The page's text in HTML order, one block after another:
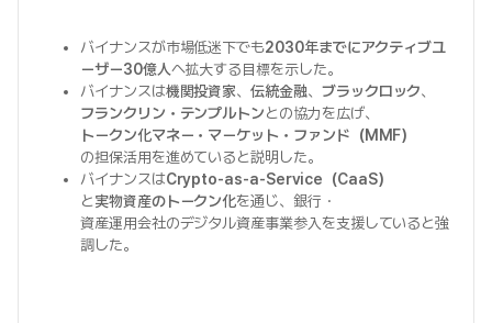
バイナンスが市場低迷下でも2030年までにアクティブユ
ーザー30億人へ拡大する目標を示した。
バイナンスは機関投資家、伝統金融、 ブラックロック、
フランクリン・テンプルトンとの協力を広げ、
トークン化マネー・マーケット・ファンド（MMF）
の担保活用を進めていると説明した。
バイナンスはCrypto-as-a-Service（CaaS）
と実物資産のトークン化を通じ、銀行・
資産運用会社のデジタル資産事業参入を支援していると強
調した。